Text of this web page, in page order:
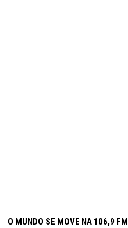
O MUNDO SE MOVE NA 106,9 FM